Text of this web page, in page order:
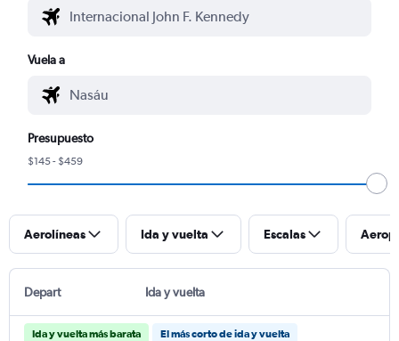
Vuela a
Presupuesto
$145 - $459
Aerolíneas Ida y vuelta Escalas
Depart Ida y vuelta
Ida y vuelta más barata El más corto de ida y vuelta